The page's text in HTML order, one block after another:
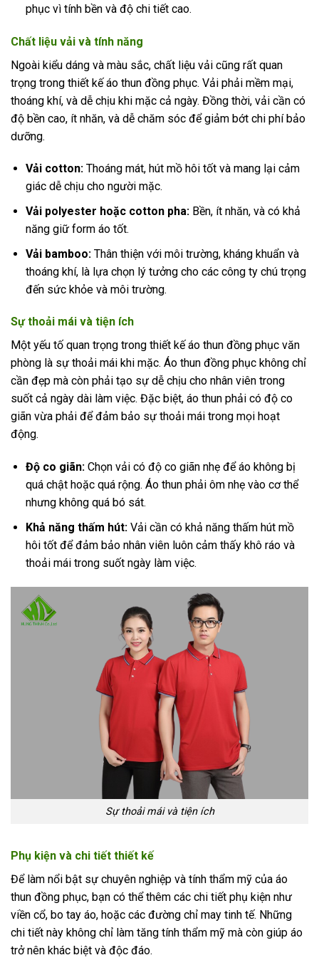
phục vì tính bền và độ chi tiết cao.
Chất liệu vải và tính năng
Ngoài kiểu dáng và màu sắc, chất liệu vải cũng rất quan
trọng trong thiết kế áo thun đồng phục. Vải phải mềm mại,
thoáng khí, và dễ chịu khi mặc cả ngày. Đồng thời, vải cần có
độ bền cao, ít nhăn, và dễ chăm sóc để giảm bớt chi phí bảo
dưỡng.
Vải cotton:Thoáng mát, hút mồ hôi tốt và mang lại cảm
giác dễ chịu cho người mặc.
Vải polyester hoặc cotton pha:Bền, ít nhăn, và có khả
năng giữ form áo tốt.
Vải bamboo:Thân thiện với môi trường, kháng khuẩn và
thoáng khí, là lựa chọn lý tưởng cho các công ty chú trọng
đến sức khỏe và môi trường.
Sự thoải mái và tiện ích
Một yếu tố quan trọng trong thiết kế áo thun đồng phục văn
phòng là sự thoải mái khi mặc. Áo thun đồng phục không chỉ
cần đẹp mà còn phải tạo sự dễ chịu cho nhân viên trong
suốt cả ngày dài làm việc. Đặc biệt, áo thun phải có độ co
giãn vừa phải để đảm bảo sự thoải mái trong mọi hoạt
động.
Độ co giãn:Chọn vải có độ co giãn nhẹ để áo không bị
quá chật hoặc quá rộng. Áo thun phải ôm nhẹ vào cơ thể
nhưng không quá bó sát.
Khả năng thấm hút:Vải cần có khả năng thấm hút mồ
hôi tốt để đảm bảo nhân viên luôn cảm thấy khô ráo và
thoải mái trong suốt ngày làm việc.
Sự thoải mái và tiện ích
Phụ kiện và chi tiết thiết kế
Để làm nổi bật sự chuyên nghiệp và tính thẩm mỹ của áo
thun đồng phục, bạn có thể thêm các chi tiết phụ kiện như
viền cổ, bo tay áo, hoặc các đường chỉ may tinh tế. Những
chi tiết này không chỉ làm tăng tính thẩm mỹ mà còn giúp áo
trở nên khác biệt và độc đáo.